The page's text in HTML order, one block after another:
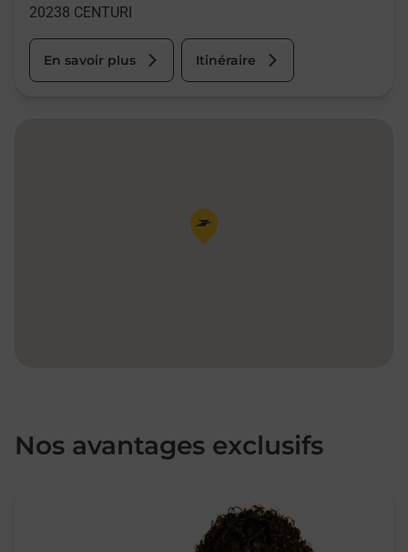
20238 CENTURI
En savoir plus Itinéraire
Pin de la carte
Nos avantages exclusifs